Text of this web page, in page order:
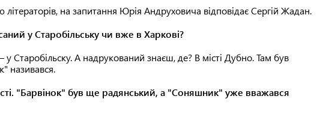
літераторів, на запитання Юрія Андруховича відповідає Сергій Жадан.
у Старобільську чи вже в Харкові?
А надрукований знаєш, де? В місті Дубно. Там був
називався.
"Барвінок" був ще радянський, а "Соняшник" уже вважався